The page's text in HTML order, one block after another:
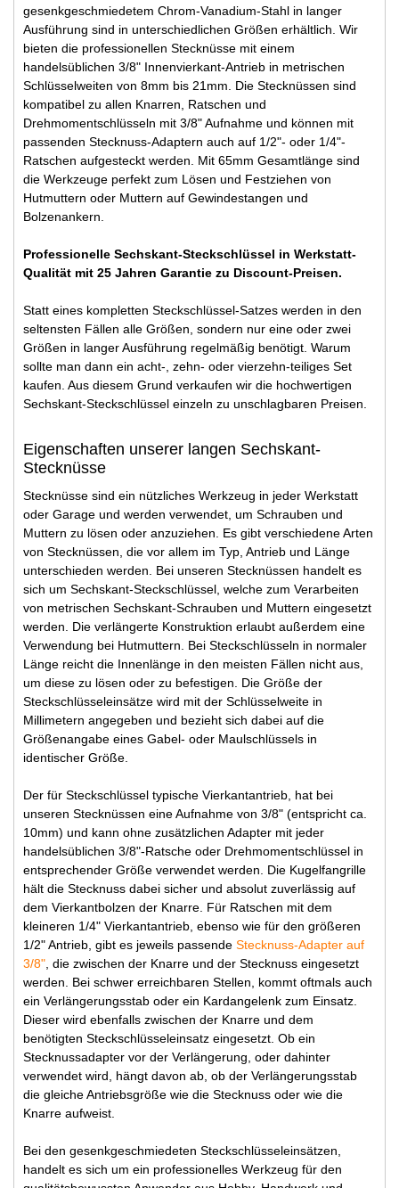
gesenkgeschmiedetem Chrom-Vanadium-Stahl in langer
Ausführung sind in unterschiedlichen Größen erhältlich. Wir
bieten die professionellen Stecknüsse mit einem
handelsüblichen 3/8" Innenvierkant-Antrieb in metrischen
Schlüsselweiten von 8mm bis 21mm. Die Stecknüssen sind
kompatibel zu allen Knarren, Ratschen und
Drehmomentschlüsseln mit 3/8" Aufnahme und können mit
passenden Stecknuss-Adaptern auch auf 1/2"- oder 1/4"-
Ratschen aufgesteckt werden. Mit 65mm Gesamtlänge sind
die Werkzeuge perfekt zum Lösen und Festziehen von
Hutmuttern oder Muttern auf Gewindestangen und
Bolzenankern.
Professionelle Sechskant-Steckschlüssel in Werkstatt-
Qualität mit 25 Jahren Garantie zu Discount-Preisen.
Statt eines kompletten Steckschlüssel-Satzes werden in den
seltensten Fällen alle Größen, sondern nur eine oder zwei
Größen in langer Ausführung regelmäßig benötigt. Warum
sollte man dann ein acht-, zehn- oder vierzehn-teiliges Set
kaufen. Aus diesem Grund verkaufen wir die hochwertigen
Sechskant-Steckschlüssel einzeln zu unschlagbaren Preisen.
Eigenschaften unserer langen Sechskant-
Stecknüsse
Stecknüsse sind ein nützliches Werkzeug in jeder Werkstatt
oder Garage und werden verwendet, um Schrauben und
Muttern zu lösen oder anzuziehen. Es gibt verschiedene Arten
von Stecknüssen, die vor allem im Typ, Antrieb und Länge
unterschieden werden. Bei unseren Stecknüssen handelt es
sich um Sechskant-Steckschlüssel, welche zum Verarbeiten
von metrischen Sechskant-Schrauben und Muttern eingesetzt
werden. Die verlängerte Konstruktion erlaubt außerdem eine
Verwendung bei Hutmuttern. Bei Steckschlüsseln in normaler
Länge reicht die Innenlänge in den meisten Fällen nicht aus,
um diese zu lösen oder zu befestigen. Die Größe der
Steckschlüsseleinsätze wird mit der Schlüsselweite in
Millimetern angegeben und bezieht sich dabei auf die
Größenangabe eines Gabel- oder Maulschlüssels in
identischer Größe.
Der für Steckschlüssel typische Vierkantantrieb, hat bei
unseren Stecknüssen eine Aufnahme von 3/8" (entspricht ca.
10mm) und kann ohne zusätzlichen Adapter mit jeder
handelsüblichen 3/8"-Ratsche oder Drehmomentschlüssel in
entsprechender Größe verwendet werden. Die Kugelfangrille
hält die Stecknuss dabei sicher und absolut zuverlässig auf
dem Vierkantbolzen der Knarre. Für Ratschen mit dem
kleineren 1/4" Vierkantantrieb, ebenso wie für den größeren
1/2" Antrieb, gibt es jeweils passende Stecknuss-Adapter auf
3/8" , die zwischen der Knarre und der Stecknuss eingesetzt
werden. Bei schwer erreichbaren Stellen, kommt oftmals auch
ein Verlängerungsstab oder ein Kardangelenk zum Einsatz.
Dieser wird ebenfalls zwischen der Knarre und dem
benötigten Steckschlüsseleinsatz eingesetzt. Ob ein
Stecknussadapter vor der Verlängerung, oder dahinter
verwendet wird, hängt davon ab, ob der Verlängerungsstab
die gleiche Antriebsgröße wie die Stecknuss oder wie die
Knarre aufweist.
Bei den gesenkgeschmiedeten Steckschlüsseleinsätzen,
handelt es sich um ein professionelles Werkzeug für den